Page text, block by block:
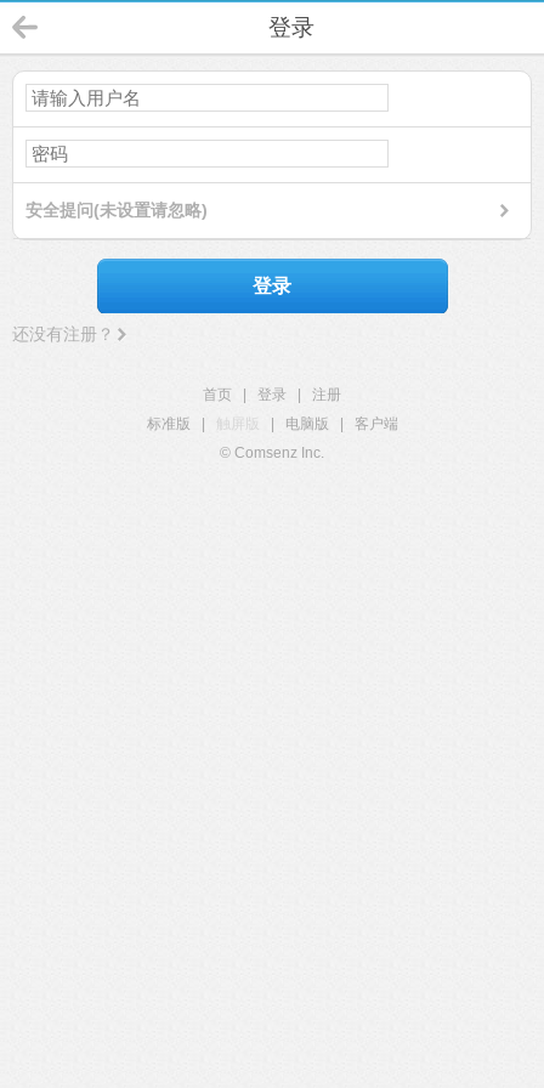
登录
安全提问(未设置请忽略)
登录
还没有注册？
首页 登录
注册
标准版
触屏版 电脑版
客户端
© Comsenz Inc.